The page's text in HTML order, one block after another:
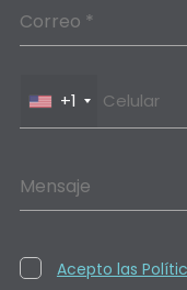
Correo *
+1
Mensaje
Acepto las